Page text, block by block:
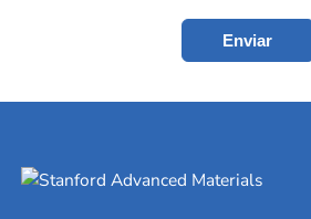
Enviar